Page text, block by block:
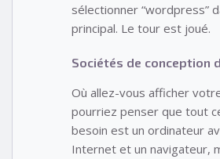
sélectionner “wordpress”
principal. Le tour est joué.
Sociétés de conception
Où allez-vous afficher
pourriez penser que tout
besoin est un ordinateur
Internet et un navigateur,